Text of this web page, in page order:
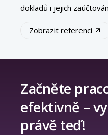
dokladů i jejich
Zobrazit referenci
Začněte
efektivně –
právě teď!